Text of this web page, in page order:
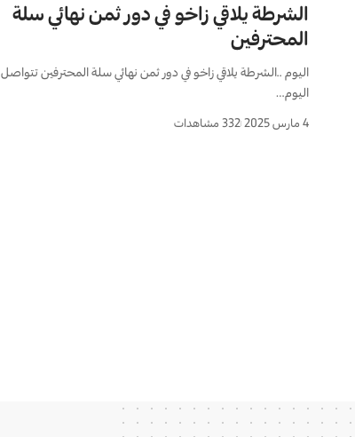
الشرطة يلاقي زاخو في دور ثمن نهائي سلة
المحترفين
اليوم ..الشرطة يلاقي زاخو في دور ثمن نهائي سلة المحترفين تتواصل
اليوم…
4 مارس 2025 332 مشاهدات